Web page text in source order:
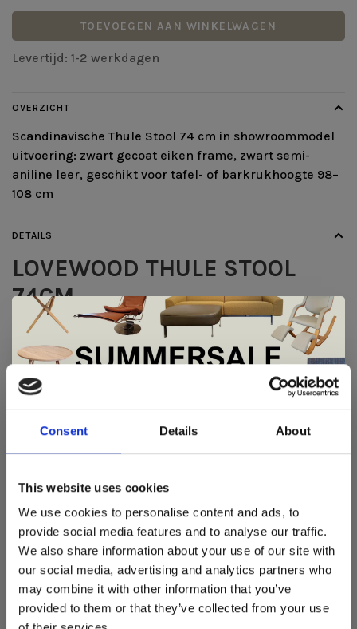
Consent Details About
This website uses cookies
We use cookies to personalise content and ads, to
provide social media features and to analyse our traffic.
We also share information about your use of our site with
our social media, advertising and analytics partners who
may combine it with other information that you’ve
provided to them or that they’ve collected from your use
TOEVOEGEN AAN WINKELWAGEN
Levertijd: 1-2 werkdagen
OVERZICHT
Scandinavische Thule Stool 74 cm in showroommodel
uitvoering: zwart gecoat eiken frame, zwart semi-
aniline leer, geschikt voor tafel- of barkrukhoogte 98–
108 cm
DETAILS
LOVEWOOD THULE STOOL
74CM
De Thule keuken kruk is geschikt voor een hoogte van
98-108
Frame:
- zwart gecoat eiken
Bekleding:
Zitkussen: koudschuim
Opties:
- Mat gelakt
- Blank gelakt
- blank geolied
- wit geolied
De Summer Sale bij Snip Wonen+ is
gestart!
woonaccessoires aan te schaffen met aantrekkelijke kortingen.
In onze showroom vind je een uitgebreide selectie
designmeubelen van gerenommeerde Nederlandse en Europese
merken. Onder andere showroommodellen vanHarvink ,
Gelderland,Swedese,Sculptures JeuxenArtisanzijn nu extra
voordelig verkrijgbaar. Profiteer van unieke aanbiedingen zolang
de voorraad strekt!